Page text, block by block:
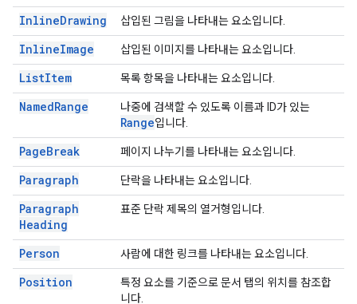
InlineDrawing 삽입된 그림을 나타내는 요소입니다.
InlineImage 삽입된 이미지를 나타내는 요소입니다.
ListItem 목록 항목을 나타내는 요소입니다.
NamedRange 나중에 검색할 수 있도록 이름과 ID가 있는
Range입니다.
PageBreak 페이지 나누기를 나타내는 요소입니다.
Paragraph 단락을 나타내는 요소입니다.
Paragraph
Heading
표준 단락 제목의 열거형입니다.
Person 사람에 대한 링크를 나타내는 요소입니다.
Position
특정 요소를 기준으로 문서 탭의 위치를 참조합
니다.